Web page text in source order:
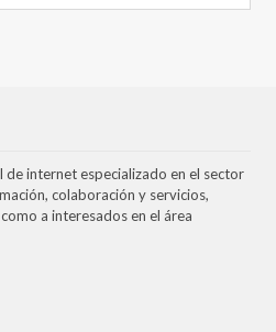
de internet especializado en el sector
colaboración y servicios,
a interesados en el área